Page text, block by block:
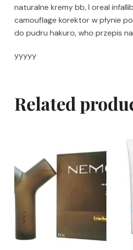
naturalne kremy bb, l oreal
camouflage korektor w płynie
do pudru hakuro, who przepis
yyyyy
Related